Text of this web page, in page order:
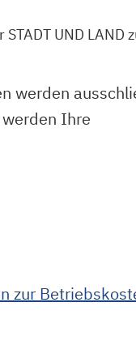
STADT UND LAND
werden
Ihre
zur